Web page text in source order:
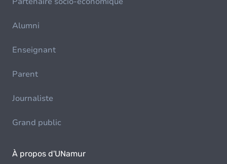
Alumni
Enseignant
Parent
Journaliste
Grand public
À propos d'UNamur